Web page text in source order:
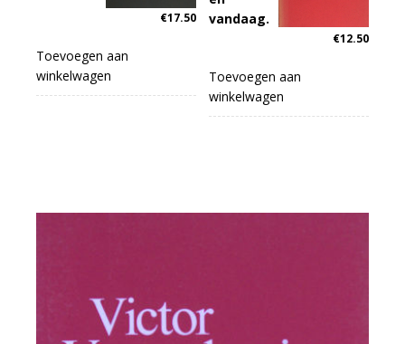
€17.50
Toevoegen aan
winkelwagen
vandaag.
€12.50
Toevoegen aan
winkelwagen